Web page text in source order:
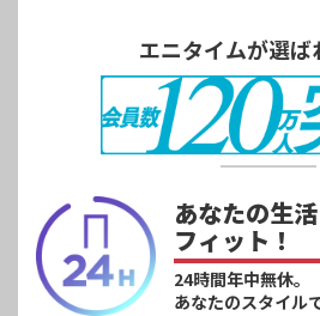
エニタイムが選ば
あなたの生
フィット！
24時間年中無休。
あなたのスタイル